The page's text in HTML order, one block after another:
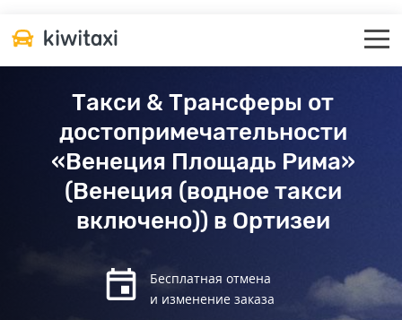
Такси & Трансферы от
достопримечательности
«Венеция Площадь Рима»
(Венеция (водное такси
включено)) в Ортизеи
Бесплатная отмена
и изменение заказа